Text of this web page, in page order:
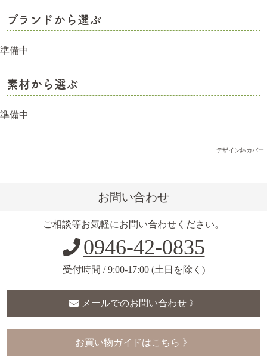
ブランドから選ぶ
準備中
素材から選ぶ
準備中
デザイン鉢カバー
お問い合わせ
ご相談等お気軽にお問い合わせください。
0946-42-0835
受付時間 / 9:00-17:00 (土日を除く)
メールでのお問い合わせ 》
お買い物ガイドはこちら 》